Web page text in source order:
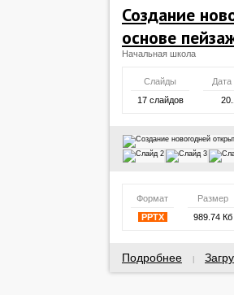
Создание
основе
Начальная школа
Слайды
Дата
17 слайдов
Формат
Размер
PPTX
989.74 Кб
Подробнее